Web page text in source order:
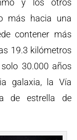
y los otros
más hacia una
contener más
19.3 kilómetros
30.000 años
galaxia, la Vía
de estrella de